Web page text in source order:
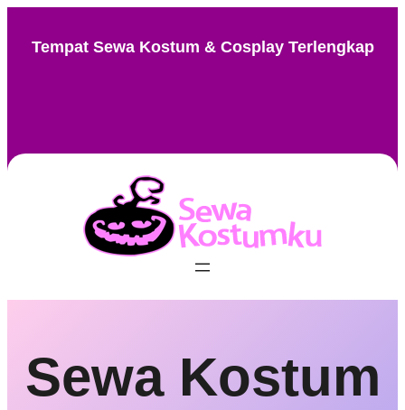
Tempat Sewa Kostum & Cosplay Terlengkap
Sewa Kostum